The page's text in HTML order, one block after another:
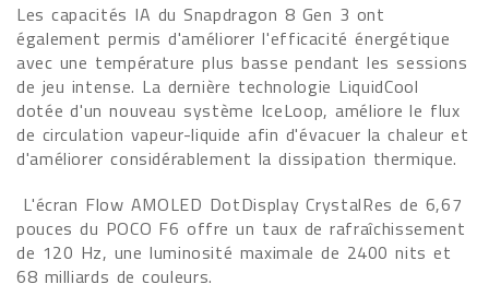
Les capacités IA du Snapdragon 8 Gen 3 ont
également permis d'améliorer l'efficacité énergétique
avec une température plus basse pendant les sessions
de jeu intense. La dernière technologie LiquidCool
dotée d'un nouveau système IceLoop, améliore le flux
de circulation vapeur-liquide afin d'évacuer la chaleur et
d'améliorer considérablement la dissipation thermique.
L'écran Flow AMOLED DotDisplay CrystalRes de 6,67
pouces du POCO F6 offre un taux de rafraîchissement
de 120 Hz, une luminosité maximale de 2400 nits et
68 milliards de couleurs.